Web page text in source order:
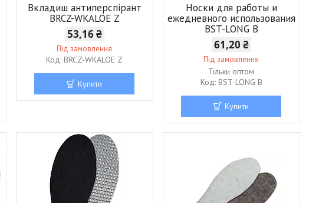
Вкладиш антиперспірант
BRCZ-WKALOE Z
53,16 ₴
Під замовлення
BRCZ-WKALOE Z
Купити
Носки для работы и
ежедневного использования
BST-LONG B
61,20 ₴
Під замовлення
Тільки оптом
BST-LONG B
Купити